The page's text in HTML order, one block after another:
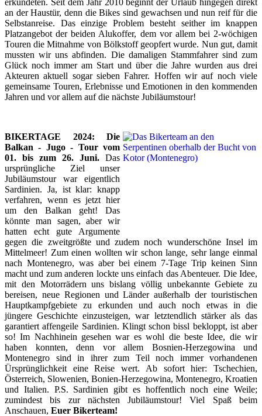
an der Haustür, denn die Bikes sind gewachsen und nun reif für die
Selbstanreise. Das einzige Problem besteht seither im knappen
Platzangebot der beiden Alukoffer, dem vor allem bei 2-wöchigen
Touren die Mitnahme von Bölkstoff geopfert wurde. Nun gut, damit
mussten wir uns abfinden. Die damaligen Stammfahrer sind zum
Glück noch immer am Start und über die Jahre wurden aus drei
Akteuren aktuell sogar sieben Fahrer. Hoffen wir auf noch viele
gemeinsame Touren, Erlebnisse und Emotionen in den kommenden
Jahren und vor allem auf die nächste Jubiläumstour!
BIKERTAGE 2024: Die
Balkan - Jugo - Tour vom
01. bis zum 26. Juni. Das
ursprüngliche Ziel unser
Jubiläumstour war eigentlich
Sardinien. Ja, ist klar: knapp
verfahren, wenn es jetzt hier
um den Balkan geht! Das
könnte man sagen, aber wir
hatten echt gute Argumente
gegen die zweitgrößte und zudem noch wunderschöne Insel im
Mittelmeer! Zum einen wollten wir schon lange, sehr lange einmal
nach Montenegro, was aber bei einem 7-Tage Trip keinen Sinn
macht und zum anderen lockte uns einfach das Abenteuer. Die Idee,
mit den Motorrädern uns bislang völlig unbekannte Gebiete zu
bereisen, neue Regionen und Länder außerhalb der touristischen
Hauptkampfgebiete zu erkunden und auch noch etwas in die
jüngere Geschichte einzusteigen, war letztendlich stärker als das
garantiert affengeile Sardinien. Klingt schon bissl bekloppt, ist aber
so! Im Nachhinein gesehen war es wohl die beste Idee, die wir
haben konnten, denn vor allem Bosnien-Herzegowina und
Montenegro sind in ihrer zum Teil noch immer vorhandenen
Ürsprünglichkeit eine Reise wert. Ab sofort hier: Tschechien,
Österreich, Slowenien, Bonien-Herzegowina, Montenegro, Kroatien
und Italien. P.S. Sardinien gibt es hoffentlich noch eine Weile;
zumindest bis zur nächsten Jubiläumstour! Viel Spaß beim
Anschauen, Euer Bikerteam!